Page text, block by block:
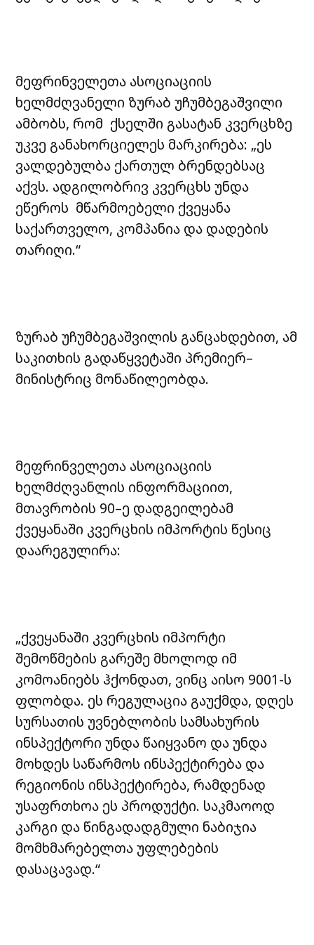
მეფრინველეთა ასოციაციის
ხელმძღვანელი ზურაბ უჩუმბეგაშვილი
ამბობს, რომ ქსელში გასატან კვერცხზე
უკვე განახორციელეს მარკირება: „ეს
ვალდებულბა ქართულ ბრენდებსაც
აქვს. ადგილობრივ კვერცხს უნდა
ეწეროს მწარმოებელი ქვეყანა
საქართველო, კომპანია და დადების
თარიღი.“
ზურაბ უჩუმბეგაშვილის განცახდებით, ამ
საკითხის გადაწყვეტაში პრემიერ–
მინისტრიც მონაწილეობდა.
მეფრინველეთა ასოციაციის
ხელმძღვანლის ინფორმაციით,
მთავრობის 90–ე დადგეილებამ
ქვეყანაში კვერცხის იმპორტის წესიც
დაარეგულირა:
„ქვეყანაში კვერცხის იმპორტი
შემოწმების გარეშე მხოლოდ იმ
კომოანიებს ჰქონდათ, ვინც აისო 9001-ს
ფლობდა. ეს რეგულაცია გაუქმდა, დღეს
სურსათის უვნებლობის სამსახურის
ინსპექტორი უნდა წაიყვანო და უნდა
მოხდეს საწარმოს ინსპექტირება და
რეგიონის ინსპექტირება, რამდენად
უსაფრთხოა ეს პროდუქტი. საკმაოოდ
კარგი და წინგადადგმული ნაბიჯია
მომხმარებელთა უფლებების
დასაცავად.“